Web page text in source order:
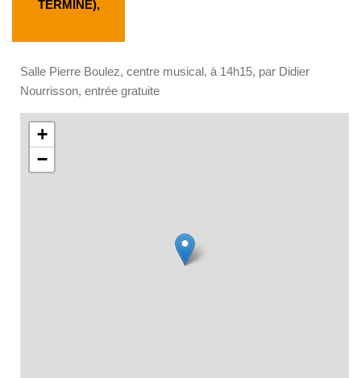
TERMINÉ),
Salle Pierre Boulez, centre musical, à 14h15, par Didier
Nourrisson, entrée gratuite
+
−